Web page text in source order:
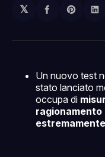
𝕏
Condividi
Facebook
Share
Un nuovo test
stato lanciato
occupa di
ragionamento